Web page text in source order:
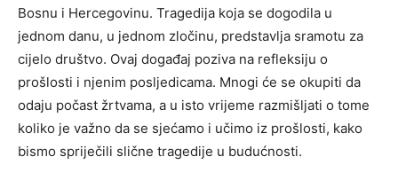
Bosnu i Hercegovinu. Tragedija koja se dogodila u
jednom danu, u jednom zločinu, predstavlja sramotu za
cijelo društvo. Ovaj događaj poziva na refleksiju o
prošlosti i njenim posljedicama. Mnogi će se okupiti da
odaju počast žrtvama, a u isto vrijeme razmišljati o tome
koliko je važno da se sjećamo i učimo iz prošlosti, kako
bismo spriječili slične tragedije u budućnosti.